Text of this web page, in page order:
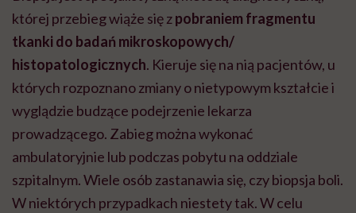
której przebieg wiąże się zpobraniem fragmentu
tkanki do badań mikroskopowych/
histopatologicznych. Kieruje się na nią pacjentów, u
których rozpoznano zmiany o nietypowym kształcie i
wyglądzie budzące podejrzenie lekarza
prowadzącego. Zabieg można wykonać
ambulatoryjnie lub podczas pobytu na oddziale
szpitalnym.Wiele osób zastanawia się, czy biopsja boli.
W niektórych przypadkach niestety tak. W celu